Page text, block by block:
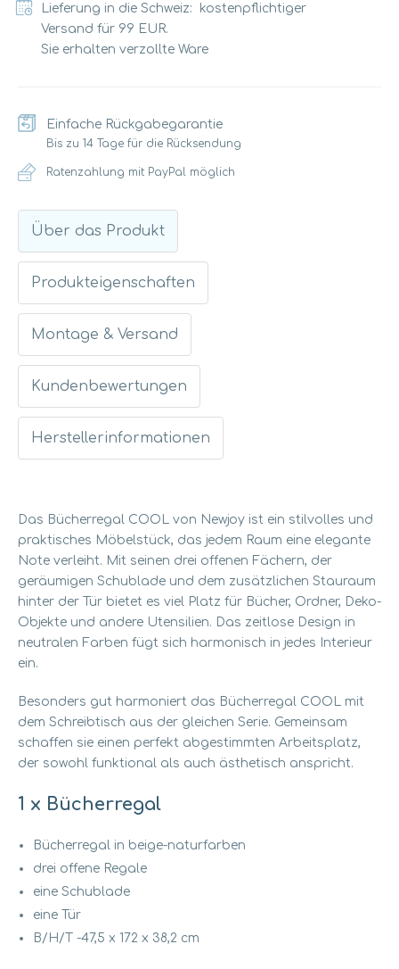
Lieferung in die Schweiz: kostenpflichtiger
Versand für 99 EUR.
Sie erhalten verzollte Ware
Einfache Rückgabegarantie
Bis zu 14 Tage für die Rücksendung
Ratenzahlung mit PayPal möglich
Über das Produkt
Das Bücherregal COOL von Newjoy ist ein stilvolles und
praktisches Möbelstück, das jedem Raum eine elegante
Note verleiht. Mit seinen drei offenen Fächern, der
geräumigen Schublade und dem zusätzlichen Stauraum
hinter der Tür bietet es viel Platz für Bücher, Ordner, Deko-
Objekte und andere Utensilien. Das zeitlose Design in
neutralen Farben fügt sich harmonisch in jedes Interieur
ein.
Besonders gut harmoniert das Bücherregal COOL mit
dem Schreibtisch aus der gleichen Serie. Gemeinsam
schaffen sie einen perfekt abgestimmten Arbeitsplatz,
der sowohl funktional als auch ästhetisch anspricht.
1 x Bücherregal
Bücherregal in beige-naturfarben
drei offene Regale
eine Schublade
eine Tür
B/H/T -47,5 x 172 x 38,2 cm
Produkteigenschaften
Montage & Versand
Kundenbewertungen
Herstellerinformationen